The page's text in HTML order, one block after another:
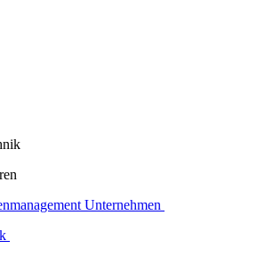
Unternehmen